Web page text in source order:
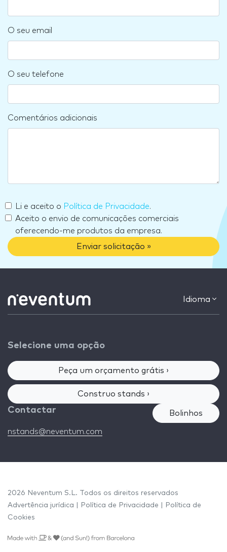
O seu email
O seu telefone
Comentários adicionais
Li e aceito o Política de Privacidade.
Aceito o envio de comunicações comerciais
oferecendo-me produtos da empresa.
Enviar solicitação »
Idioma
Selecione uma opção
Peça um orçamento grátis ›
Construo stands ›
Contactar
nstands@neventum.com
Bolinhos
2026 Neventum S.L. Todos os direitos reservados
Advertência jurídica
Política de Privacidade
Política de
Cookies